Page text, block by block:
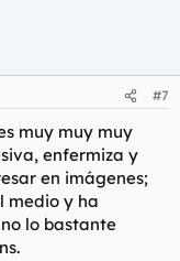
#7
muy muy muy
enfermiza y
en imágenes;
medio y ha
lo bastante